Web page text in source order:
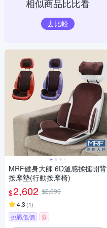
相似商品比比看
去比較
MRF健身大師 6D溫感揉搥開背
按摩墊(行動按摩椅)
$2,602 $2,690
4.3 (1)
挑戰低價 券